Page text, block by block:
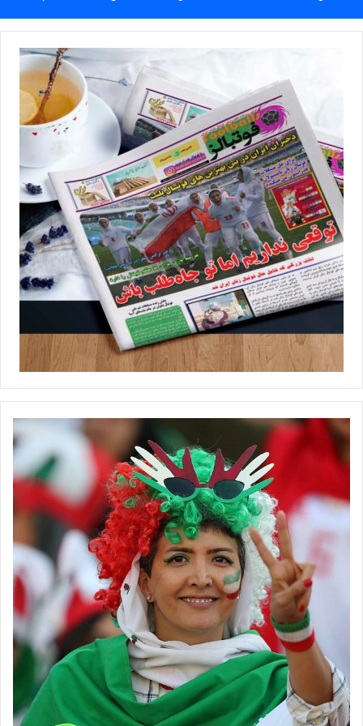
زنگ خطر جدی به حساب می‌آید.
شریف تصریح کرد: به نظرم کم شدن فشار از سمت مدیران عامل
باشگاه‌ها جهت نتیجه‌گرایی و همچنین تشکیل تیم‌های ملی پایه می‌تواند
در پرورش نسل آتی بسیار موثر باشد که با توجه به عملکر موفق تاج در
این زمینه در گذشته، امیدوارم تیم مدیریتی جدید فدراسیون نگاه
ویژه‌تری به فوتسال بانوان داشته باشند.
مدرس رسمی AFC در خصوص شرایط فوتسال خراسان عنوان کرد:
فوتسال خراسان از گذشته تاکنون همیشه استعدادهای زیادی در بخش
بانوان داشته و به عنوان یکی از قطب‌های فوتسال کشور مطرح است؛ در
۲ سالی که با حمایت شهرداری و هیات فوتبال استان، تیم فوتسال
بانوان در لیگ برتر کشور شرکت کرد توانست با تکیه بر نیروهای بومی و
استفاده حداقلی از بازیکنان غیربومی به نتایج مطلوبی دست یابد و
طرفداران زیادی هر هفته برای تماشای بازی‌های این تیم به سالن
مسابقات می‌آمدند و همین امر باعث شد که اقبال دختران خراسان به
فوتسال و فوتبال بانوان بیشتر شود و امروزه شاهد حضور ۲۰ تیم در لیگ
دسته یک فوتسال استان و ۱۶ تیم در لیگ برتر استان و ۱۰ تیم در لیگ
انتقادات غیرمنصفانه‌ای به مجموعه هیات فوتبال شد و خود من به
همین دلیل نسبت به فعالیت در استان خودم دلسرد شدم و مطمئن
باشید آن مسیر فوتسال استان را به اولین مقام قهرمانی خود در سطح
لیگ‌های بزرگسالان می‌رساند که به خاطر برخی تنگ‌نظری‌ها متوقف شد.
وی تصریح کرد: امیدوارم با حمایت بیشتر صنایع خصوصی و ارگان‌های
دولتی بار دیگر شاهد قدرت‌نمایی دختران خراسانی برای نمایندگان خود
استان باشیم. به جرات می‌توان گفت در اکثر تیم های سوپرلیگ کشور در
این فصل بازیکنان خراسانی نقش پررنگی داشتند. البته سال گذشته
شاهد حضور تیم خانه من مشهد با نیروهای کاملا بومی در لیگ برتر
کشور بودیم که نتایج قابل قبولی کسب کردند و چه بسا اگر کمی
خوش‌شانس‌تر بودند، می‌توانستند سهمیه سوپرلیگ را کسب کنند.
امیدوارم با تداوم حمایت‌ها و برنامه‌ریزی و مدیریت بهتر، این فصل
بتوانند سهمیه سوپرلیگ را کسب کنند.